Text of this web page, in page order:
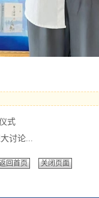
式
讨论...
回首页 关闭页面